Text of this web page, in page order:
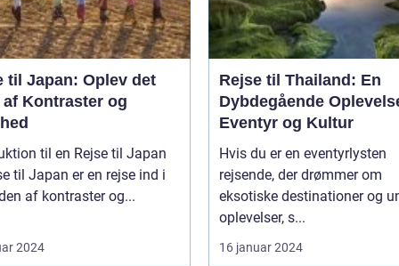
til Japan: Oplev det
af Kontraster og
til en Rejse til Japan
til Japan er en rejse ind i
af kontraster og...
2024
Rejse til Thailand: En
Dybdegående
Eventyr og Kultur
Hvis du er en eventyrlysten
rejsende, der drømmer om
eksotiske destinationer og
oplevelser, s...
16 januar 2024